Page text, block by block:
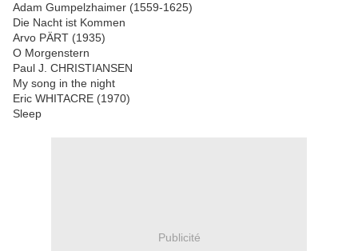
Adam Gumpelzhaimer (1559-1625)
Die Nacht ist Kommen
Arvo PÄRT (1935)
O Morgenstern
Paul J. CHRISTIANSEN
My song in the night
Eric WHITACRE (1970)
Sleep
Publicité